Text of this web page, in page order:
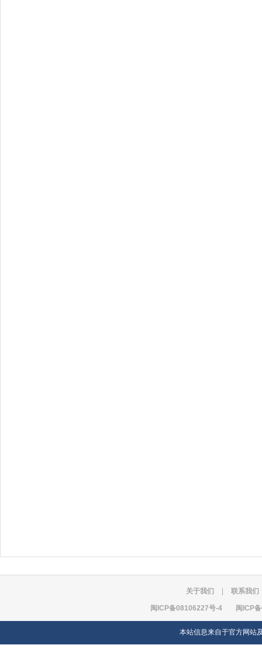
关于我们 联系我们
闽ICP备08106227号-4 闽ICP
本站信息来自于官方网站